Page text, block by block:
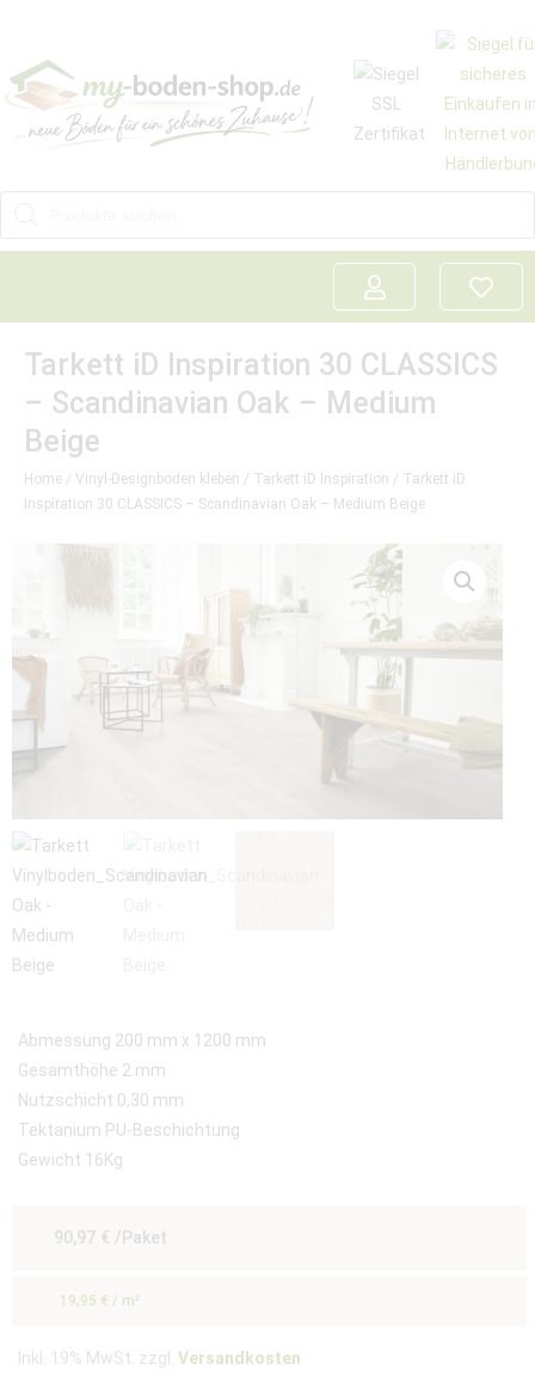
Tarkett iD Inspiration 30 CLASSICS
– Scandinavian Oak – Medium
Beige
Home / Vinyl-Designboden kleben / Tarkett iD Inspiration / Tarkett iD
Inspiration 30 CLASSICS – Scandinavian Oak – Medium Beige
Abmessung 200 mm x 1200 mm
Gesamthöhe 2 mm
Nutzschicht 0,30 mm
Tektanium PU-Beschichtung
Gewicht 16Kg
90,97 € /Paket
19,95 € / m²
Inkl. 19% MwSt. zzgl. Versandkosten